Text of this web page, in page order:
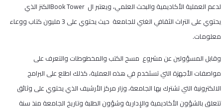
لدعم العملية الأكاديمية والبحث العلمي، ويعتبر الBook Towerالكنز الذي
يحتوي على التراث الثقافي الغني للجامعة حيث يحتوي على 3 مليون كتاب ووعاء
معلومات.
وقابل المسؤولين عن مشروع مسح الكتب والمخطوطات والتعرف على
مواصفات الأجهزة التي تسثخدم في هذه العملية، كذلك اطلع على البرامج
الالكترونية التي تشترك بها الجامعة، وزار مركز الأرشيف الذي يحتوي على وثائق
تتعلق بالشؤون الأكاديمية والإدارية وشؤون الطلبة وتاريخ الجامعة منذ سنة